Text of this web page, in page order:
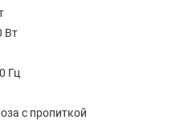
Вт
Гц
с пропиткой